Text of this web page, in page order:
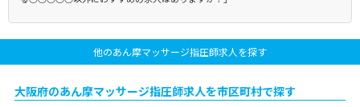
他のあん摩マッサージ指圧師求人を探す
大阪府のあん摩マッサージ指圧師求人を市区町村で探す